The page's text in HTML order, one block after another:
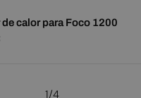
calor para Foco 1200
1/4